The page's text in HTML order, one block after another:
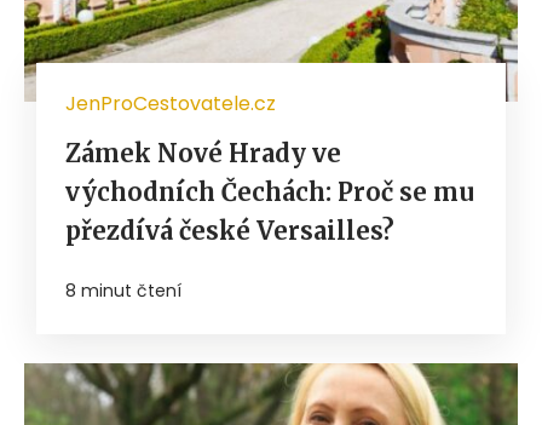
JenProCestovatele.cz
Zámek Nové Hrady ve
východních Čechách: Proč se mu
přezdívá české Versailles?
8 minut čtení